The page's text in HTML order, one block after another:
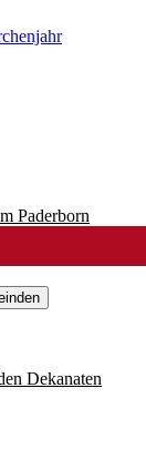
Paderborn
Dekanaten